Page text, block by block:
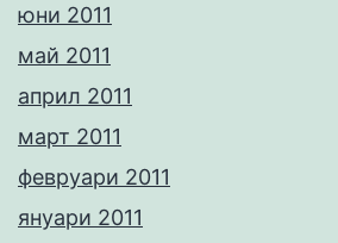
юни 2011
май 2011
април 2011
март 2011
февруари 2011
януари 2011